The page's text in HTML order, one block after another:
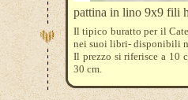
pattina in lino 9x9 fili
Il tipico buratto per il
nei suoi libri- disponibili
Il prezzo si riferisce a 10
30 cm.